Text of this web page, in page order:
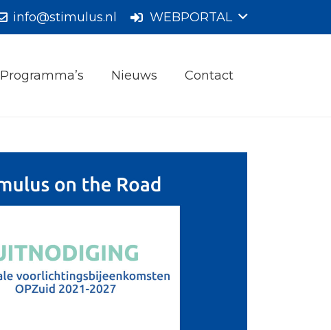
info@stimulus.nl WEBPORTAL
Programma’s Nieuws Contact